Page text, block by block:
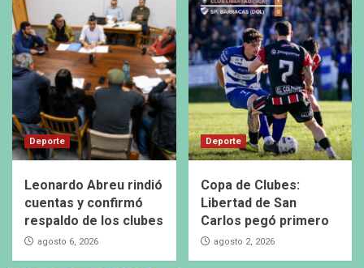
Deporte
Leonardo Abreu rindió
cuentas y confirmó
respaldo de los clubes
agosto 6, 2026
Deporte
Copa de Clubes:
Libertad de San
Carlos pegó primero
agosto 2, 2026